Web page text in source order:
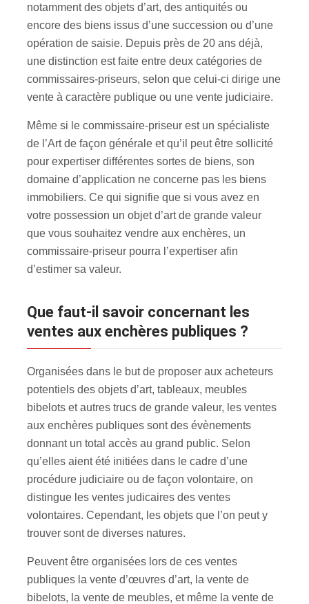
notamment des objets d’art, des antiquités ou
encore des biens issus d’une succession ou d’une
opération de saisie. Depuis près de 20 ans déjà,
une distinction est faite entre deux catégories de
commissaires-priseurs, selon que celui-ci dirige une
vente à caractère publique ou une vente judiciaire.
Même si le commissaire-priseur est un spécialiste
de l’Art de façon générale et qu’il peut être sollicité
pour expertiser différentes sortes de biens, son
domaine d’application ne concerne pas les biens
immobiliers. Ce qui signifie que si vous avez en
votre possession un objet d’art de grande valeur
que vous souhaitez vendre aux enchères, un
commissaire-priseur pourra l’expertiser afin
d’estimer sa valeur.
Que faut-il savoir concernant les
ventes aux enchères publiques ?
Organisées dans le but de proposer aux acheteurs
potentiels des objets d’art, tableaux, meubles
bibelots et autres trucs de grande valeur, les ventes
aux enchères publiques sont des évènements
donnant un total accès au grand public. Selon
qu’elles aient été initiées dans le cadre d’une
procédure judiciaire ou de façon volontaire, on
distingue les ventes judicaires des ventes
volontaires. Cependant, les objets que l’on peut y
trouver sont de diverses natures.
Peuvent être organisées lors de ces ventes
publiques la vente d’œuvres d’art, la vente de
bibelots, la vente de meubles, et même la vente de